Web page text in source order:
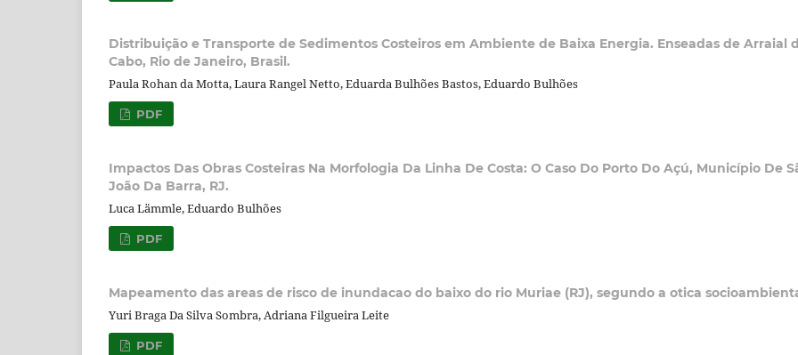
Distribuição e Transporte de Sedimentos Costeiros em Ambiente de Baixa Energia. Enseadas de Arraial
Cabo, Rio de Janeiro, Brasil.
Paula Rohan da Motta, Laura Rangel Netto, Eduarda Bulhões Bastos, Eduardo Bulhões
PDF
Impactos Das Obras Costeiras Na Morfologia Da Linha De Costa: O Caso Do Porto Do Açú, Município De
João Da Barra, RJ.
Luca Lämmle, Eduardo Bulhões
PDF
Mapeamento das areas de risco de inundacao do baixo do rio Muriae (RJ), segundo a otica
Yuri Braga Da Silva Sombra, Adriana Filgueira Leite
PDF